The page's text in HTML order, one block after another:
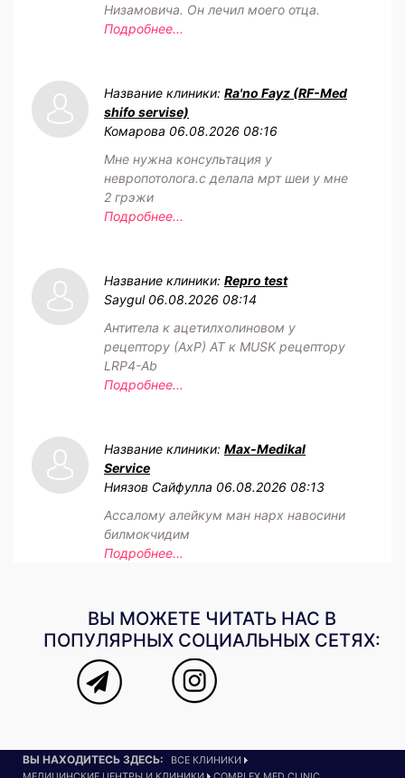
Низамовича. Он лечил моего отца.
Подробнее...
Название клиники: Ra'no Fayz (RF-Med
shifo servise)
Комарова 06.08.2026 08:16
Мне нужна консультация у
невропотолога.с делала мрт шеи у мне
2 грэжи
Подробнее...
Название клиники: Repro test
Saygul 06.08.2026 08:14
Антитела к ацетилхолиновом у
рецептору (АхР) АТ к MUSK рецептору
LRP4-Ab
Подробнее...
Название клиники: Max-Medikal
Service
Ниязов Сайфулла 06.08.2026 08:13
Ассалому алейкум ман нарх навосини
билмокчидим
Подробнее...
ВЫ МОЖЕТЕ ЧИТАТЬ НАС В
ПОПУЛЯРНЫХ СОЦИАЛЬНЫХ СЕТЯХ:
ВЫ НАХОДИТЕСЬ ЗДЕСЬ:
ВСЕ КЛИНИКИ